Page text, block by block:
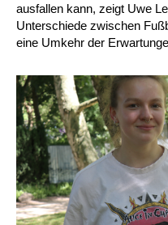
ausfallen kann, zeigt Uwe
Unterschiede zwischen
eine Umkehr der